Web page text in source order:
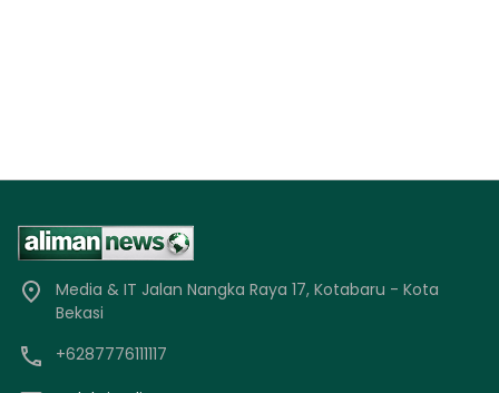
Media & IT Jalan Nangka Raya 17, Kotabaru - Kota
Bekasi
+6287776111117